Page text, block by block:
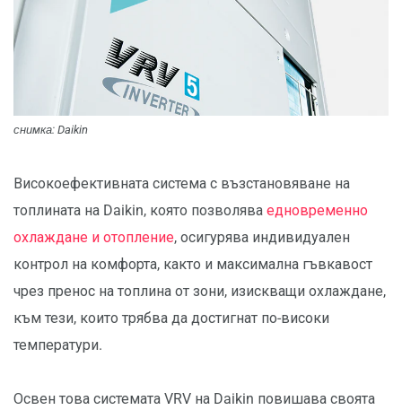
снимка: Daikin
Високоефективната система с възстановяване на
топлината на Daikin, която позволява едновременно
охлаждане и отопление, осигурява индивидуален
контрол на комфорта, както и максимална гъвкавост
чрез пренос на топлина от зони, изискващи охлаждане,
към тези, които трябва да достигнат по-високи
температури.
Освен това системата VRV на Daikin повишава своята